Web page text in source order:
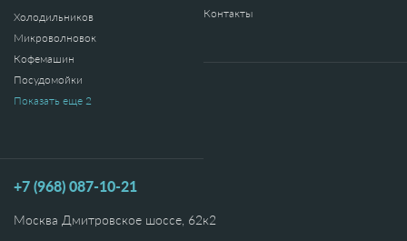
Холодильников
Микроволновок
Кофемашин
Посудомойки
Показать еще 2
Контакты
+7 (968) 087-10-21
Москва Дмитровское шоссе, 62к2